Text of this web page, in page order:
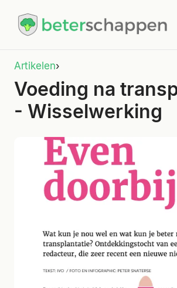
Artikelen›
Voeding na
- Wisselwerking